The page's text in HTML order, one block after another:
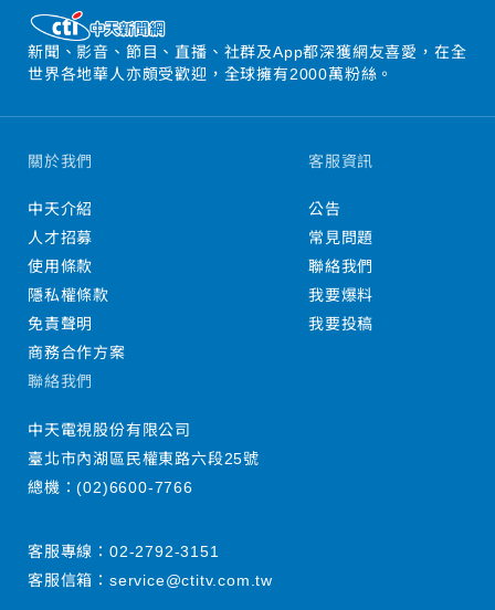
新聞、影音、節目、直播、社群及App都深獲網友喜愛，在全
世界各地華人亦頗受歡迎，全球擁有2000萬粉絲。
關於我們
中天介紹
人才招募
使用條款
隱私權條款
免責聲明
商務合作方案
客服資訊
公告
常見問題
聯絡我們
我要爆料
我要投稿
聯絡我們
中天電視股份有限公司
臺北市內湖區民權東路六段25號
總機：(02)6600-7766
客服專線： 02-2792-3151
客服信箱： service@ctitv.com.tw